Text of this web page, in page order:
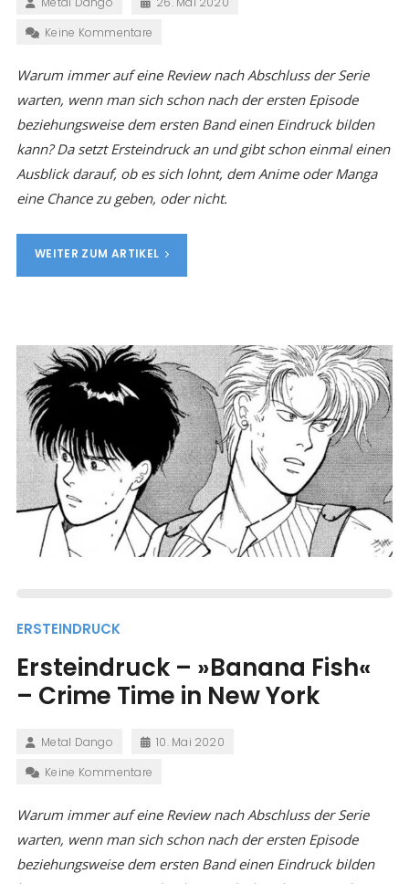
Keine Kommentare
Warum immer auf eine Review nach Abschluss der Serie
warten, wenn man sich schon nach der ersten Episode
beziehungsweise dem ersten Band einen Eindruck bilden
kann? Da setzt Ersteindruck an und gibt schon einmal einen
Ausblick darauf, ob es sich lohnt, dem Anime oder Manga
eine Chance zu geben, oder nicht.
WEITER ZUM ARTIKEL
ERSTEINDRUCK
Ersteindruck – »Banana Fish«
– Crime Time in New York
Metal Dango
10. Mai 2020
Keine Kommentare
Warum immer auf eine Review nach Abschluss der Serie
warten, wenn man sich schon nach der ersten Episode
beziehungsweise dem ersten Band einen Eindruck bilden